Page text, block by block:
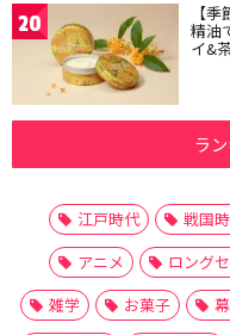
20 【
精油
イ&
ラ
江戸時代 戦国
アニメ
ロング
雑学
お菓子